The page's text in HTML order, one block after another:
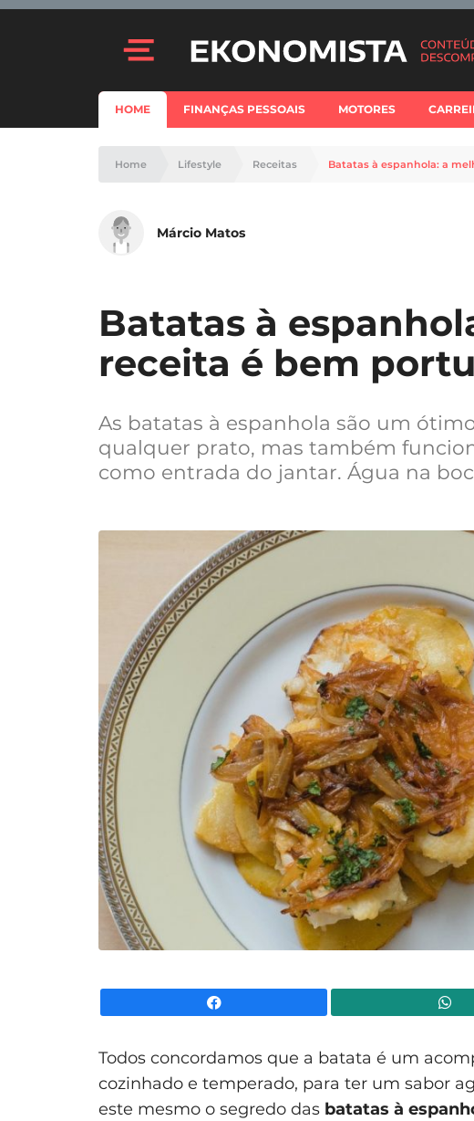
HOME FINANÇAS PESSOAIS MOTORES
Home Lifestyle Receitas Batatas à espanhola: a
Márcio Matos
Batatas à
receita é bem
As batatas à espanhola são um
qualquer prato, mas também
como entrada do jantar. Água na
Todos concordamos que a batata é um
cozinhado e temperado, para ter um sabor
este mesmo o segredo das batatas à